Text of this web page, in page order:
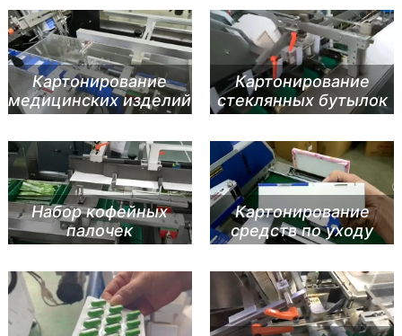
Картонирование
медицинских изделий
Картонирование
стеклянных бутылок
Набор кофейных
палочек
Картонирование
средств по уходу